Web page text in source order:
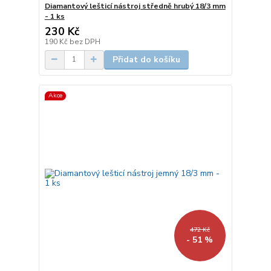
Diamantový lešticí nástroj středně hrubý 18/3 mm
- 1 ks
230 Kč
190 Kč bez DPH
Přidat do košíku
Akce
472 Kč
- 51 %